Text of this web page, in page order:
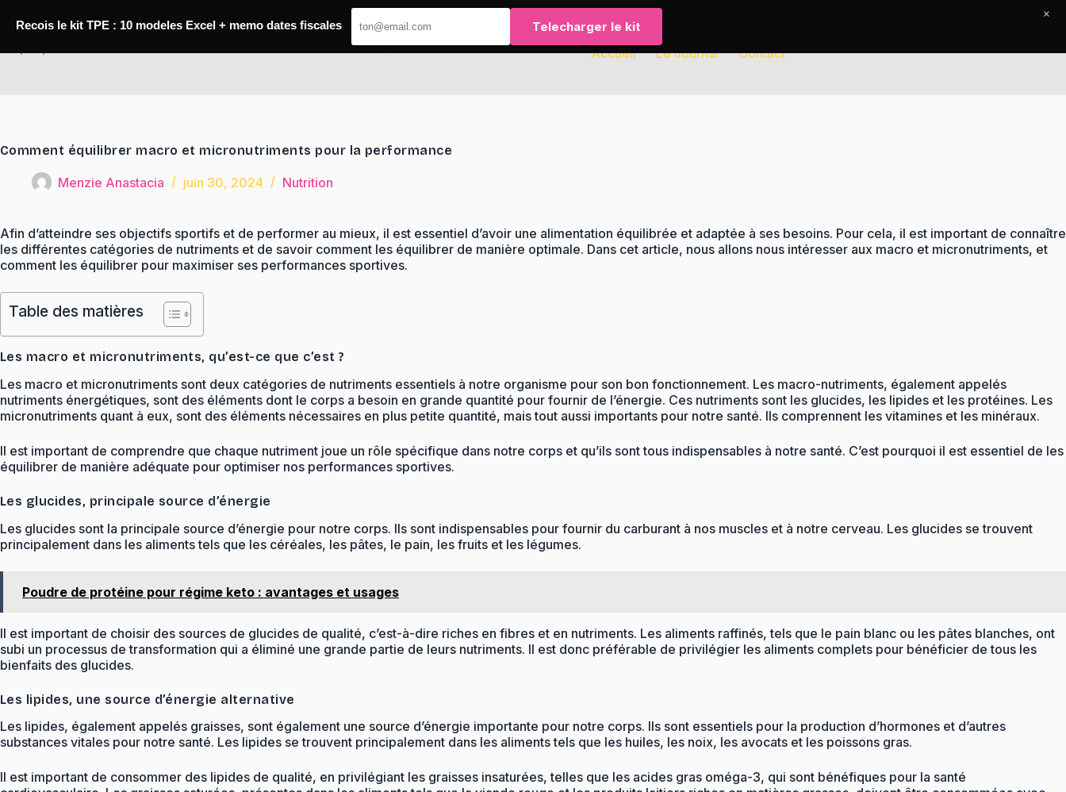
Accueil Le Journal Contact
Comment équilibrer macro et micronutriments pour la performance
Menzie Anastacia juin 30, 2024 Nutrition
Afin d’atteindre ses objectifs sportifs et de performer au mieux, il est essentiel d’avoir une alimentation équilibrée et adaptée à ses besoins. Pour cela, il est important de connaître
les différentes catégories de nutriments et de savoir comment les équilibrer de manière optimale. Dans cet article, nous allons nous intéresser aux macro et micronutriments, et
comment les équilibrer pour maximiser ses performances sportives.
Table des matières
Les macro et micronutriments, qu’est-ce que c’est ?
Les macro et micronutriments sont deux catégories de nutriments essentiels à notre organisme pour son bon fonctionnement. Les macro-nutriments, également appelés
nutriments énergétiques, sont des éléments dont le corps a besoin en grande quantité pour fournir de l’énergie. Ces nutriments sont les glucides, les lipides et les protéines. Les
micronutriments quant à eux, sont des éléments nécessaires en plus petite quantité, mais tout aussi importants pour notre santé. Ils comprennent les vitamines et les minéraux.
Il est important de comprendre que chaque nutriment joue un rôle spécifique dans notre corps et qu’ils sont tous indispensables à notre santé. C’est pourquoi il est essentiel de les
équilibrer de manière adéquate pour optimiser nos performances sportives.
Les glucides, principale source d’énergie
Les glucides sont la principale source d’énergie pour notre corps. Ils sont indispensables pour fournir du carburant à nos muscles et à notre cerveau. Les glucides se trouvent
principalement dans les aliments tels que les céréales, les pâtes, le pain, les fruits et les légumes.
Poudre de protéine pour régime keto : avantages et usages
Il est important de choisir des sources de glucides de qualité, c’est-à-dire riches en fibres et en nutriments. Les aliments raffinés, tels que le pain blanc ou les pâtes blanches, ont
subi un processus de transformation qui a éliminé une grande partie de leurs nutriments. Il est donc préférable de privilégier les aliments complets pour bénéficier de tous les
bienfaits des glucides.
Les lipides, une source d’énergie alternative
Les lipides, également appelés graisses, sont également une source d’énergie importante pour notre corps. Ils sont essentiels pour la production d’hormones et d’autres
substances vitales pour notre santé. Les lipides se trouvent principalement dans les aliments tels que les huiles, les noix, les avocats et les poissons gras.
Il est important de consommer des lipides de qualité, en privilégiant les graisses insaturées, telles que les acides gras oméga-3, qui sont bénéfiques pour la santé
Recois le kit TPE : 10 modeles Excel + memo dates fiscales Telecharger le kit
×